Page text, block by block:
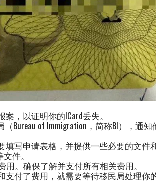
，以证明你的ICard丢失。
Bureau of Immigration，简称BI），通知
填写申请表格，并提供一些必要的文件
件。
用。确保了解并支付所有相关费用。
支付了费用，就需要等待移民局处理你